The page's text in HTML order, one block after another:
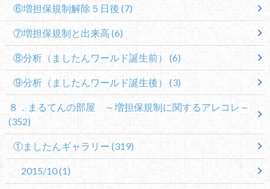
⑥増担保規制解除５日後 (7)
⑦増担保規制と出来高 (6)
⑧分析（ましたんワールド誕生前） (6)
⑨分析（ましたんワールド誕生後） (3)
８．まるてんの部屋 ～増担保規制に関するアレコレ～
(352)
①ましたんギャラリー (319)
2015/10(1)